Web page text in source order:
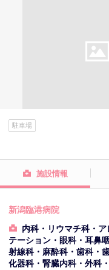
駐車場
施設情報
新潟臨港病院
内科・リウマチ科・
テーション・眼科・耳鼻
射線科・麻酔科・歯科・
化器科・腎臓内科・外科